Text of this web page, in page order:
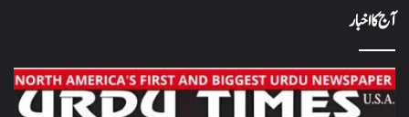
آج کا اخبار